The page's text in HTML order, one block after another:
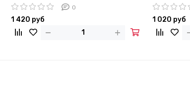
0
1 420 руб
101300
1 020 руб